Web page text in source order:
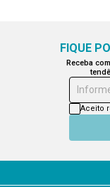
FIQUE
Receba
Aceito